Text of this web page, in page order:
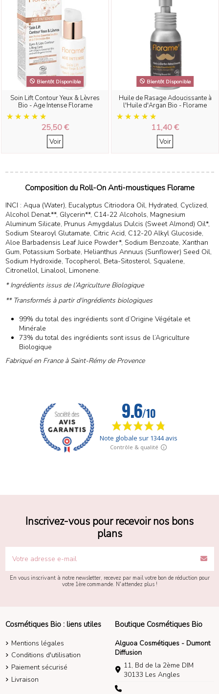
Bientôt Disponible
Soin Lift Contour Yeux & Lèvres
Bio - Age Intense Florame
25,50 €
Voir
Bientôt Disponible
Huile de Rasage Adoucissante à
l'Huile d'Argan Bio - Florame
11,40 €
Voir
Composition du Roll-On Anti-moustiques Florame
INCI : Aqua (Water), Eucalyptus Citriodora Oil, Hydrated, Cyclized,
Alcohol Denat.**, Glycerin**, C14-22 Alcohols, Magnesium
Aluminum Silicate, Prunus Amygdalus Dulcis (Sweet Almond) Oil*,
Sodium Stearoyl Glutamate, Citric Acid, C12-20 Alkyl Glucoside,
Aloe Barbadensis Leaf Juice Powder*, Sodium Benzoate, Xanthan
Gum, Potassium Sorbate, Helianthus Annuus (Sunflower) Seed Oil,
Sodium Hydroxide, Tocopherol, Beta-Sitosterol, Squalene,
Citronellol, Linalool, Limonene.
* Ingrédients issus de l’Agriculture Biologique
** Transformés à partir d'ingrédients biologiques
99% du total des ingrédients sont d’Origine Végétale et
Minérale
73% du total des ingrédients sont issus de l’Agriculture
Biologique
Fabriqué en France à Saint-Rémy de Provence
Inscrivez-vous pour recevoir nos bons
plans
En vous inscrivant à notre newsletter, recevez par mail votre bon de réduction pour
votre 1ère commande. N'attendez plus !
Cosmétiques Bio : liens utiles
Mentions légales
Conditions d'utilisation
Paiement sécurisé
Livraison
Boutique Cosmétiques Bio
Alguoa Cosmétiques - Dumont
Diffusion
11, Bd de la 2ème DIM
30133 Les Angles